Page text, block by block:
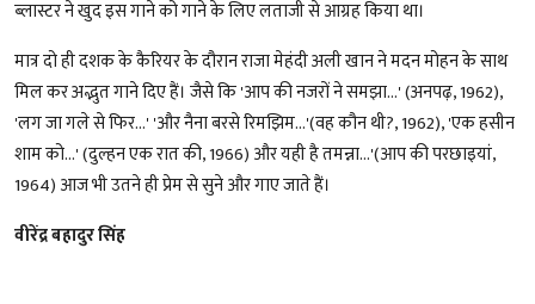
ब्लास्टर ने खुद इस गाने को गाने के लिए लताजी से आग्रह किया था।
मात्र दो ही दशक के कैरियर के दौरान राजा मेहंदी अली खान ने मदन मोहन के साथ
मिल कर अद्भुत गाने दिए हैं। जैसे कि 'आप की नजरों ने समझा...' (अनपढ़, 1962),
'लग जा गले से फिर...' 'और नैना बरसे रिमझिम...'(वह कौन थी?, 1962), 'एक हसीन
शाम को...' (दुल्हन एक रात की, 1966) और यही है तमन्ना...'(आप की परछाइयां,
1964) आज भी उतने ही प्रेम से सुने और गाए जाते हैं।
वीरेंद्र बहादुर सिंह